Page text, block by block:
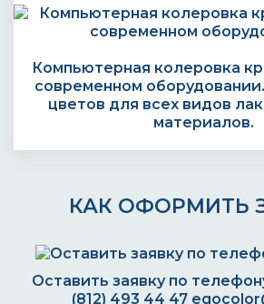
Компьютерная колеровка
современном
цветов для всех видов
материалов.
КАК ОФОРМИТЬ
Оставить заявку по
(812) 493 44 47